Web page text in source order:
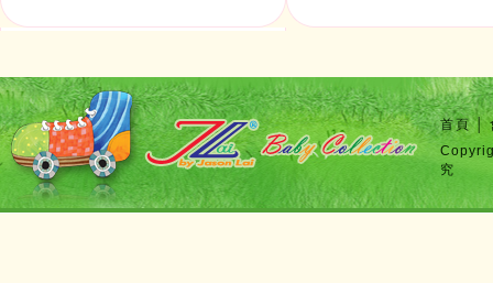
首頁│
究